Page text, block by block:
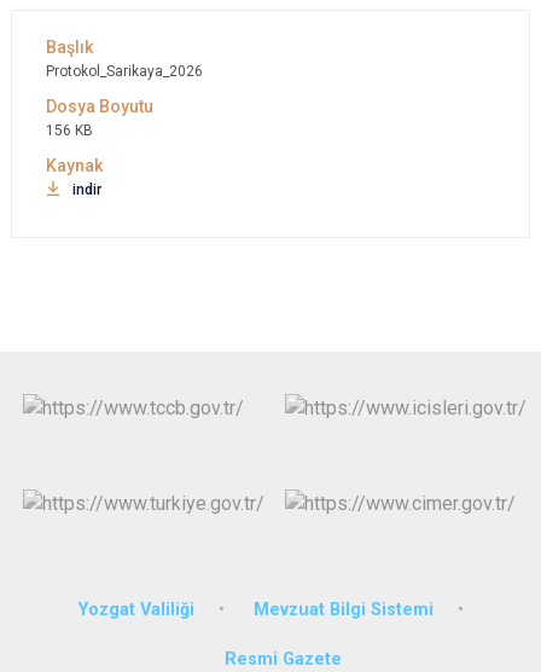
Protokol_Sarikaya_2026
156 KB
indir
Yozgat Valiliği Mevzuat Bilgi Sistemi
Resmi Gazete